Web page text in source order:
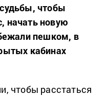
чтобы
начать новую
пешком, в
кабинах
чтобы расстаться